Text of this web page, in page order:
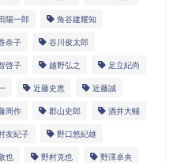
陽一郎 角谷建耀知
奈子 谷川俊太郎
啓子 越野弘之 足立紀尚
近藤史恵 近藤誠
周作 郡山史郎 酒井大輔
友紀子 野口悠紀雄
也 野村克也 野澤卓央